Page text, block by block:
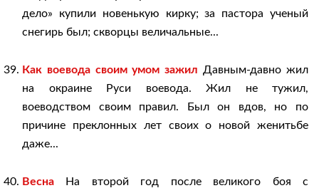
дело» купили новенькую кирку; за пастора ученый
снегирь был; скворцы величальные...
Как воевода своим умом зажил Давным-давно жил
на окраине Руси воевода. Жил не тужил,
воеводством своим правил. Был он вдов, но по
причине преклонных лет своих о новой женитьбе
даже...
Весна На второй год после великого боя с